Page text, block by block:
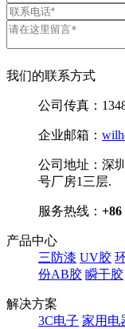
我们的联系方式
公司传真：
企业邮箱：
公司地址： 深
号厂房1三层.
服务热线： +86
产品中心
三防漆 UV胶
份AB胶 瞬干胶
解决方案
3C电子 家用电